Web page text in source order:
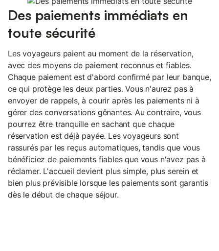
Des paiements immédiats en
toute sécurité
Les voyageurs paient au moment de la réservation,
avec des moyens de paiement reconnus et fiables.
Chaque paiement est d'abord confirmé par leur banque,
ce qui protège les deux parties. Vous n'aurez pas à
envoyer de rappels, à courir après les paiements ni à
gérer des conversations gênantes. Au contraire, vous
pourrez être tranquille en sachant que chaque
réservation est déjà payée. Les voyageurs sont
rassurés par les reçus automatiques, tandis que vous
bénéficiez de paiements fiables que vous n'avez pas à
réclamer. L'accueil devient plus simple, plus serein et
bien plus prévisible lorsque les paiements sont garantis
dès le début de chaque séjour.